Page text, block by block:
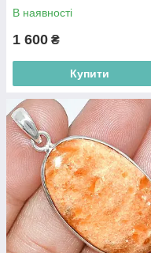
В наявності
1 600 ₴
Купити